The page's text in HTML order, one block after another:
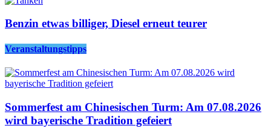
Benzin etwas billiger, Diesel erneut teurer
Veranstaltungstipps
Sommerfest am Chinesischen Turm: Am 07.08.2026
wird bayerische Tradition gefeiert